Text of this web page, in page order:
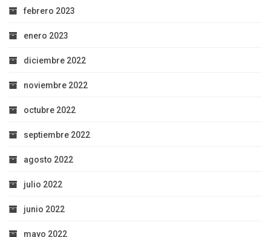
febrero 2023
enero 2023
diciembre 2022
noviembre 2022
octubre 2022
septiembre 2022
agosto 2022
julio 2022
junio 2022
mayo 2022